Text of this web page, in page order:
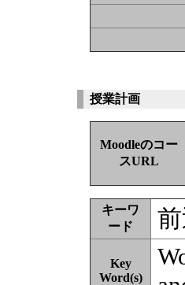
授業計画
Moodleのコー
スURL
キーワ
ード
Key
Word(s)